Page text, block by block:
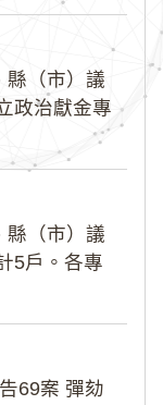
縣（市）議
政治獻金專
縣（市）議
5戶。各專
69案 彈劾